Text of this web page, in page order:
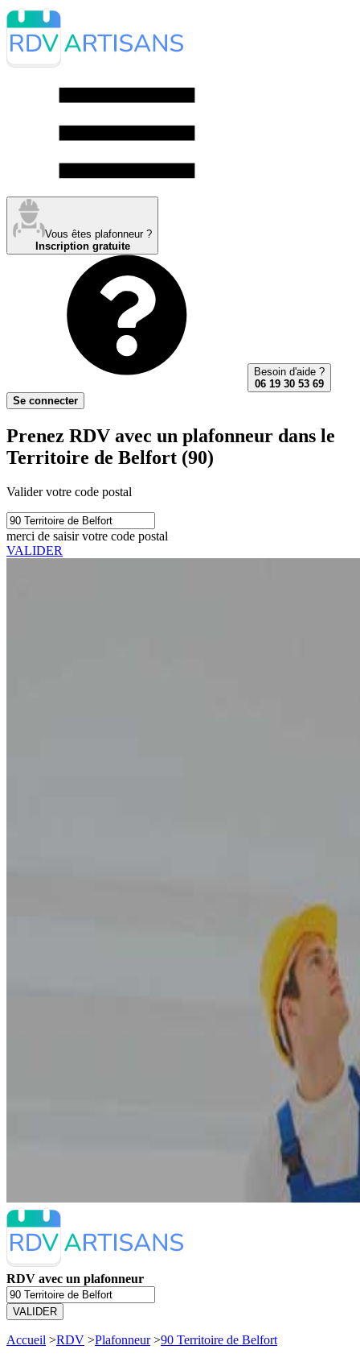
Vous êtes plafonneur ?
Inscription gratuite
Besoin d'aide ?
06 19 30 53 69
Se connecter
Prenez RDV avec un plafonneur dans le
Territoire de Belfort (90)
Valider votre code postal
merci de saisir votre code postal
VALIDER
RDV avec un plafonneur
VALIDER
Accueil >RDV >Plafonneur>90 Territoire de Belfort